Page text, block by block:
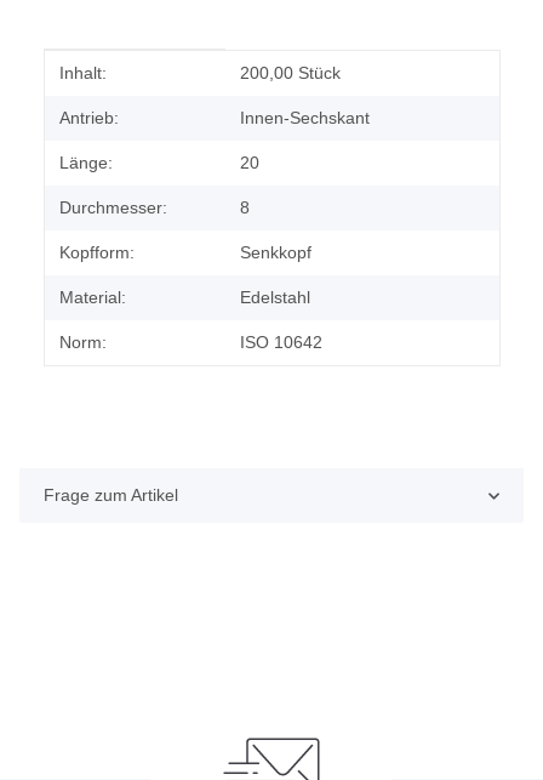
Produkteigenschaft
Wert
Inhalt: 200,00 Stück
Antrieb: Innen-Sechskant
Länge: 20
Durchmesser: 8
Kopfform: Senkkopf
Material: Edelstahl
Norm: ISO 10642
Frage zum Artikel